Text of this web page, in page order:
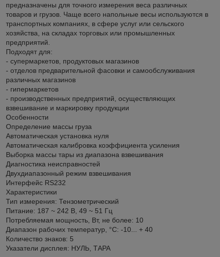
предназначены для точного измерения веса различных
товаров и грузов. Чаще всего напольные весы используются в
транспортных компаниях, в сфере услуг или сельского
хозяйства, на складах торговых или промышленных
предприятий.
Подходят для:
- супермаркетов, продуктовых магазинов
- отделов предварительной фасовки и самообслуживания
различных магазинов
- гипермаркетов
- производственных предприятий, осуществляющих
взвешивание и маркировку продукции
Особенности
Определение массы груза
Автоматическая установка нуля
Автоматическая калибровка коэффициента усиления
Выборка массы тары из диапазона взвешивания
Диагностика неисправностей
Двухдиапазонный режим взвешивания
Интерфейс RS232
Характеристики
Тип измерения: Тензометрический
Питание: 187 ~ 242 В, 49 ~ 51 Гц
Потребляемая мощность, Вт, не более: 10
Диапазон рабочих температур, °C: -10... + 40
Количество знаков: 5
Указатели дисплея: НУЛЬ, ТАРА